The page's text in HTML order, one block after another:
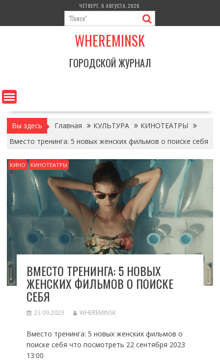
содержимому
ЧЕТВЕРГ, 6 АВГУСТА, 2026
WHEREMINSK
ГОРОДСКОЙ ЖУРНАЛ
Вы здесь Главная КУЛЬТУРА
КИНОТЕАТРЫ
Вместо тренинга: 5 новых женских фильмов о поиске себя
КИНО КИНОТЕАТРЫ
ВМЕСТО ТРЕНИНГА: 5 НОВЫХ
ЖЕНСКИХ ФИЛЬМОВ О ПОИСКЕ
СЕБЯ
23.09.2023 WHEREMINSK
Вместо тренинга: 5 новых женских фильмов о
поиске себя что посмотреть 22 сентября 2023
13:00